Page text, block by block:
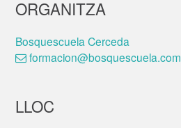
ORGANITZA
Bosquescuela Cerceda
formacion@bosquescuela.com
LLOC